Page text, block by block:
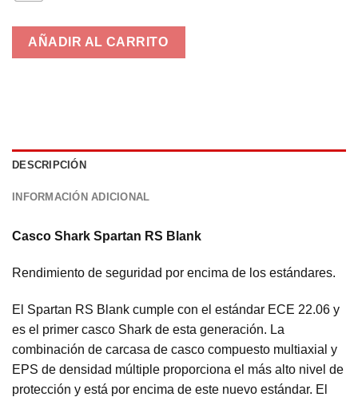
AÑADIR AL CARRITO
DESCRIPCIÓN
INFORMACIÓN ADICIONAL
Casco Shark Spartan RS Blank
Rendimiento de seguridad por encima de los estándares.
El Spartan RS Blank cumple con el estándar ECE 22.06 y
es el primer casco Shark de esta generación. La
combinación de carcasa de casco compuesto multiaxial y
EPS de densidad múltiple proporciona el más alto nivel de
protección y está por encima de este nuevo estándar. El